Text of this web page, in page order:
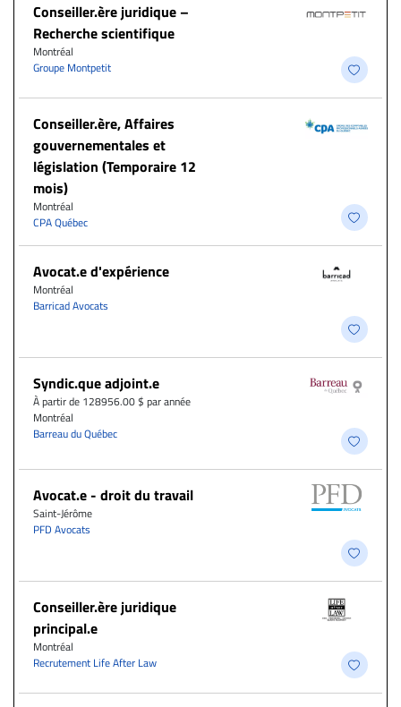
Conseiller.ère juridique –
Recherche scientifique
Montréal
Groupe Montpetit
Conseiller.ère, Affaires
gouvernementales et
législation (Temporaire 12
mois)
Montréal
CPA Québec
Avocat.e d'expérience
Montréal
Barricad Avocats
Syndic.que adjoint.e
À partir de 128956.00 $ par année
Montréal
Barreau du Québec
Avocat.e - droit du travail
Saint-Jérôme
PFD Avocats
Conseiller.ère juridique
principal.e
Montréal
Recrutement Life After Law